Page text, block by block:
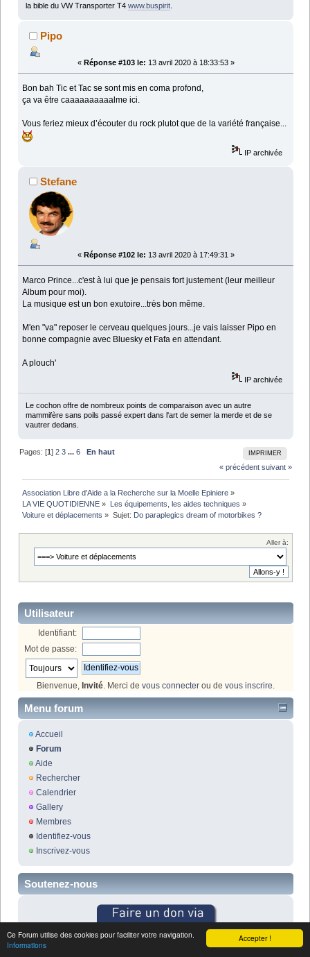
Accepter !
Ce Forum utilise des cookies pour faciliter votre navigation.
Informations
la bible du VW Transporter T4 www.buspirit.
Pipo
« Réponse #103 le: 13 avril 2020 à 18:33:53 »
Bon bah Tic et Tac se sont mis en coma profond,
ça va être caaaaaaaaaalme ici.
Vous feriez mieux d’écouter du rock plutot que de la variété française...
IP archivée
Stefane
« Réponse #102 le: 13 avril 2020 à 17:49:31 »
Marco Prince...c'est à lui que je pensais fort justement (leur meilleur
Album pour moi).
La musique est un bon exutoire...très bon même.
M'en "va" reposer le cerveau quelques jours...je vais laisser Pipo en
bonne compagnie avec Bluesky et Fafa en attendant.
A plouch'
IP archivée
Le cochon offre de nombreux points de comparaison avec un autre
mammifère sans poils passé expert dans l'art de semer la merde et de se
vautrer dedans.
IMPRIMER
Pages: [1]2 3 ...6
En haut
« précédent suivant »
Association Libre d'Aide a la Recherche sur la Moelle Epiniere »
LA VIE QUOTIDIENNE » Les équipements, les aides techniques »
Voiture et déplacements » Sujet: Do paraplegics dream of motorbikes ?
Aller à:
Utilisateur
Identifiant:
Mot de passe:
Bienvenue, Invité. Merci de vous connecter ou de vous inscrire.
Menu forum
Accueil
Forum
Aide
Rechercher
Calendrier
Gallery
Membres
Identifiez-vous
Inscrivez-vous
Soutenez-nous